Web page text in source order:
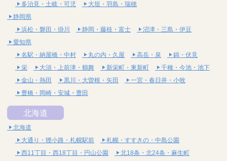
多治見・土岐・可児
大垣・羽島・瑞穂
静岡県
浜松・磐田・掛川
静岡・藤枝・富士
沼津・三島・伊豆
愛知県
名駅・納屋橋・中村
丸の内・久屋 高岳・泉
錦・伏見
栄
大須・上前津・鶴舞 新栄町・東新町
千種・今池・池下
金山・熱田
黒川・大曽根・矢田
一宮・春日井・小牧
豊橋・岡崎・安城・豊田
北海道
北海道
大通り・狸小路・札幌駅前
札幌・すすきの・中島公園
西11丁目・西18丁目・円山公園
北18条・北24条・麻生町